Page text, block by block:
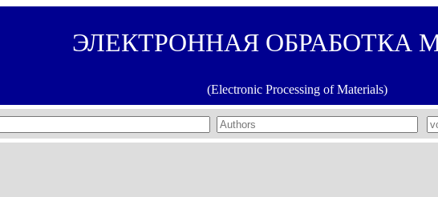
ЭЛЕКТРОННАЯ ОБРАБОТКА
(Electronic Processing of Materials)